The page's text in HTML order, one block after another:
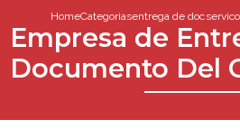
HomeCategoriasentrega de
Empresa de
Documento Del